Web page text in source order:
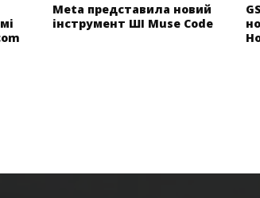
Meta представила новий
інструмент ШІ Muse Code